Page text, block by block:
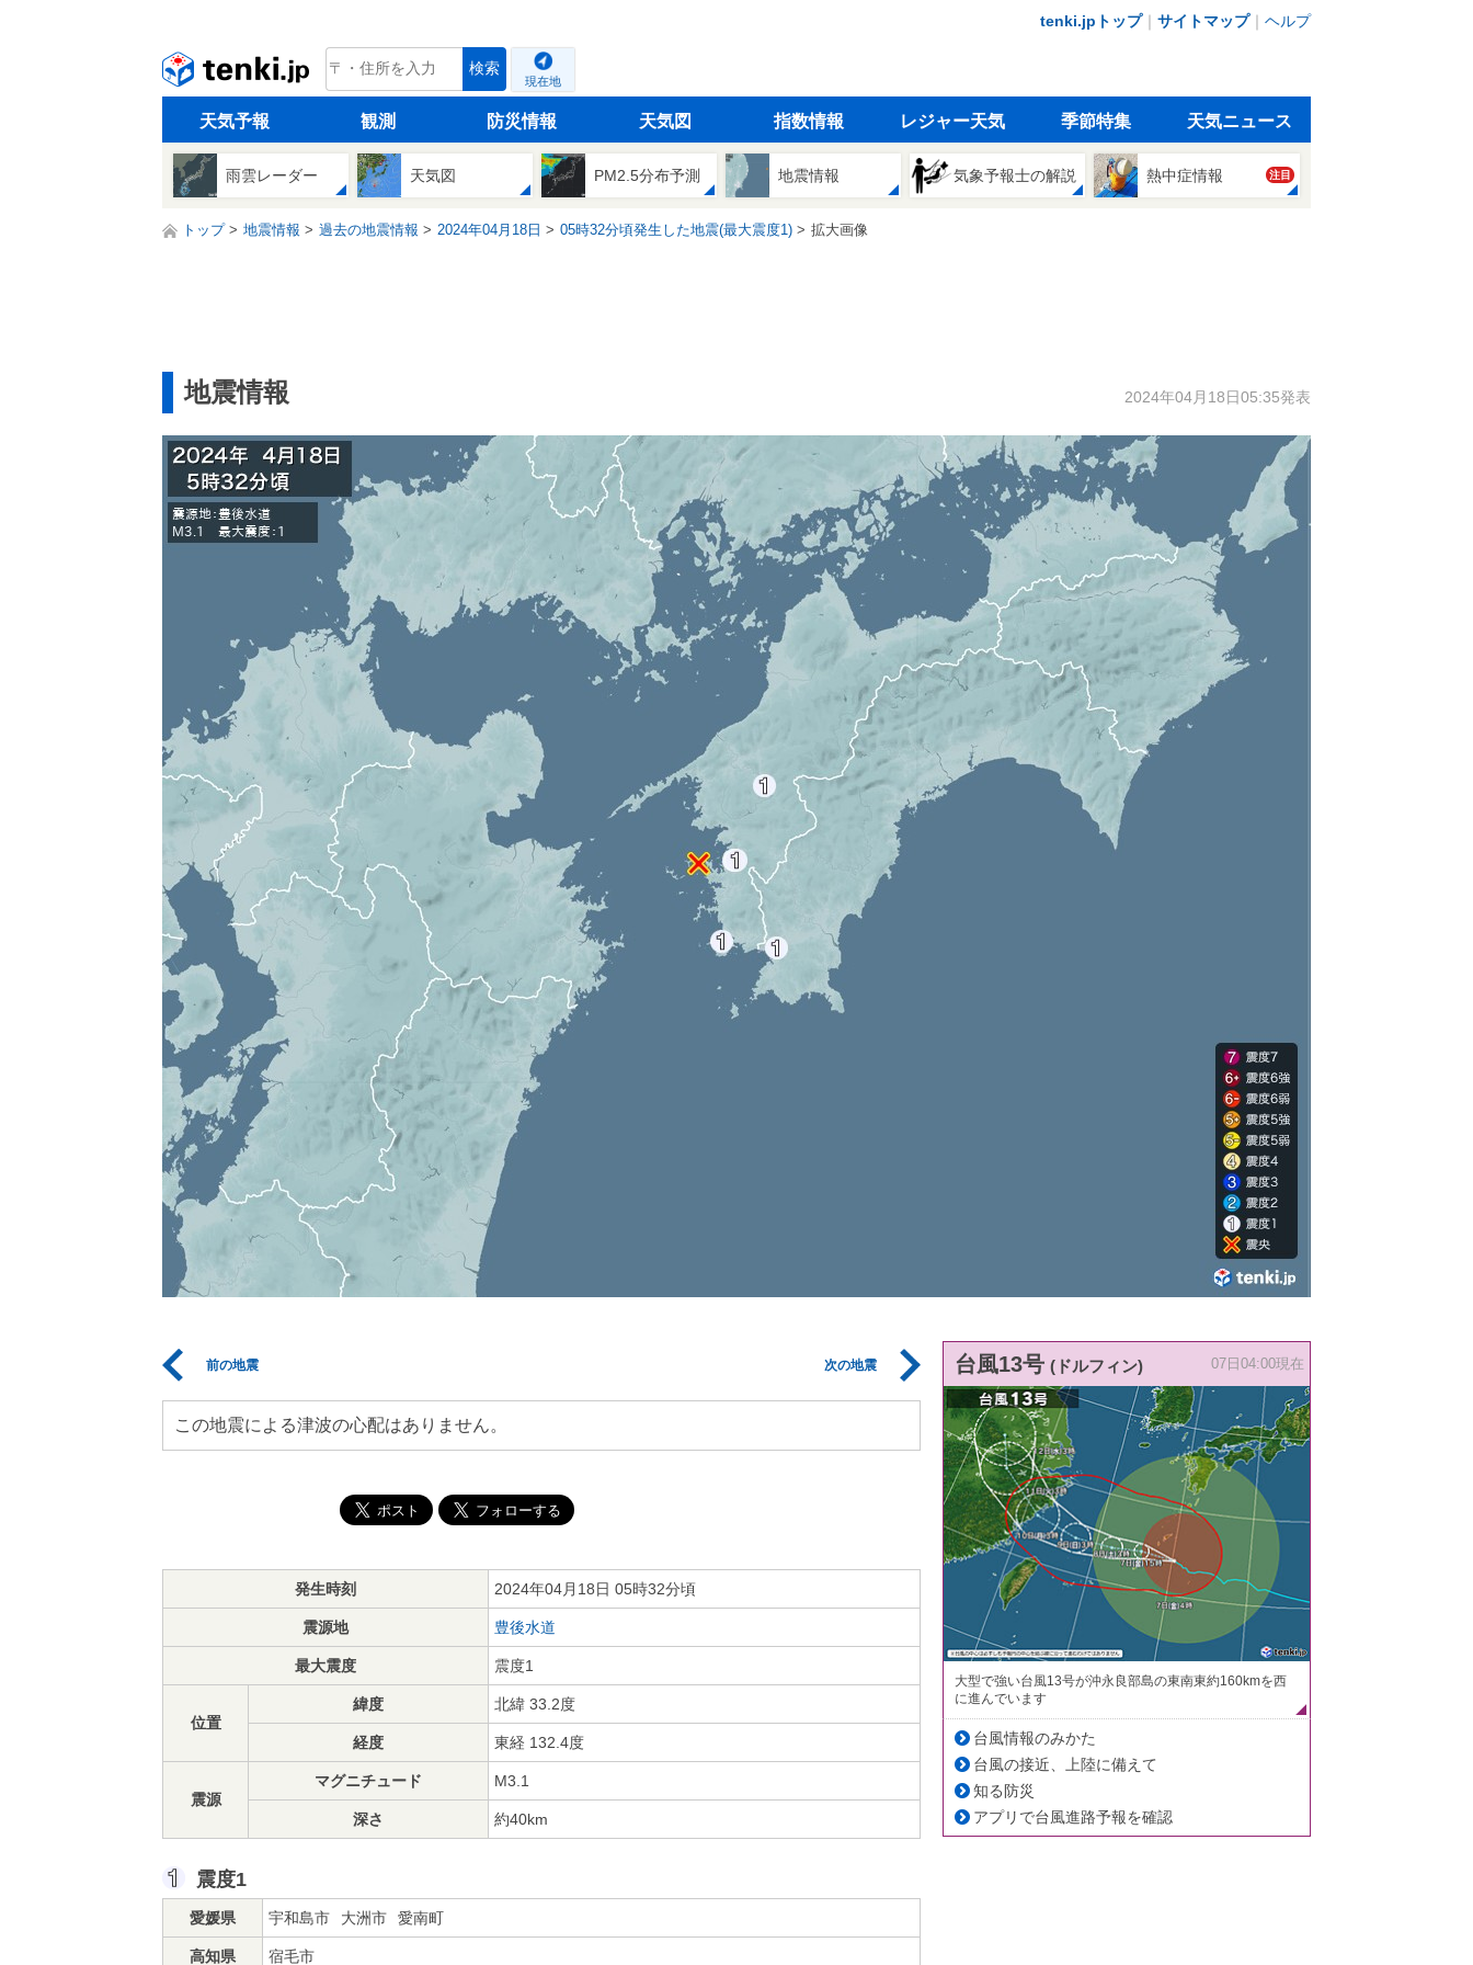
tenki.jpトップ｜ サイトマップ｜ ヘルプ
tenki.jp 検索
現在地
天気予報 観測 防災情報 天気図 指数情報 レジャー天気 季節特集 天気ニュース
雨雲レーダー 天気図 PM2.5分布予測 地震情報 気象予報士の解説 熱中症情報 注目
トップ 地震情報 過去の地震情報 2024年04月18日 05時32分頃発生した地震(最大震度1) 拡大画像
地震情報 2024年04月18日05:35発表
前の地震 次の地震
この地震による津波の心配はありません。
発生時刻 2024年04月18日 05時32分頃
震源地 豊後水道
最大震度 震度1
位置
緯度 北緯 33.2度
経度 東経 132.4度
震源
マグニチュード M3.1
深さ 約40km
震度1
愛媛県 宇和島市 大洲市 愛南町
高知県 宿毛市
台風13号 (ドルフィン) 07日04:00現在
大型で強い台風13号が沖永良部島の東南東約160kmを西
に進んでいます
台風情報のみかた
台風の接近、上陸に備えて
知る防災
アプリで台風進路予報を確認